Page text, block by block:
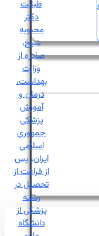
طبابت
دکتر
محبوبه
شیخ،
صادره از
وزارت
بهداشت،
درمان و
آموزش
پزشکی
جمهوری
اسلامی
ایران، پس
از فراغت از
تحصیل در
رشته
پزشکی از
دانشگاه